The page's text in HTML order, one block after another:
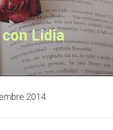
Lidia
2014